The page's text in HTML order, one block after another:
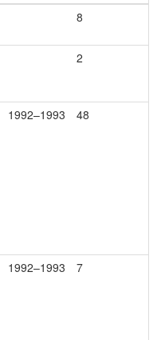
8
2
1992–1993 48
1992–1993 7